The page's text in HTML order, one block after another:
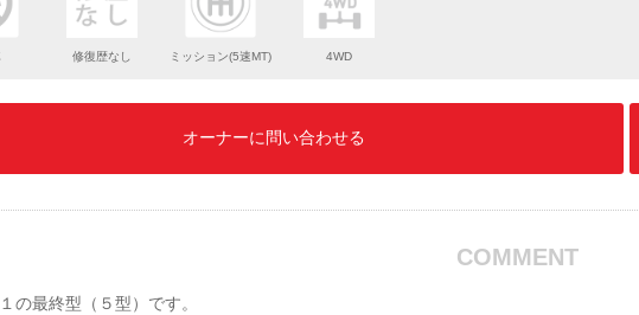
修復歴なし ミッション(5速MT) 4WD
オーナーに問い合わせる
COMMENT
の最終型（５型）です。